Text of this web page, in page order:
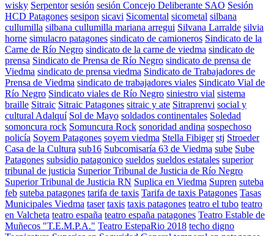
wisky Serpentor sesión sesión Concejo Deliberante SAO Sesión
HCD Patagones sesipon sicavi Sicomental sicometal silbana
cullumilla silbana cullumilla mariana arregui Silvana Larralde silvia
horne simulacro patagones sindicato de camioneros Sindicato de la
Carne de Río Negro sindicato de la carne de viedma sindicato de
prensa Sindicato de Prensa de Río Negro sindicato de prensa de
Viedma sindicato de prensa viedma Sindicato de Trabajadores de
Prensa de Viedma sindicato de trabajadores viales Sindicato Vial de
Río Negro Sindicato viales de Río Negro siniestro vial sistema
braille Sitraic Sitraic Patagones sitraic y ate Sitraprenvi social y
cultural Adalquí Sol de Mayo soldados continentales Soledad
somoncura rock Somuncura Rock sonoridad andina sospechoso
policía Soyem Patagones soyem viedma Stella Fibiger stj Stroeder
Casa de la Cultura sub16 Subcomisaría 63 de Viedma sube Sube
Patagones subsidio patagonico sueldos sueldos estatales superior
tribunal de justicia Superior Tribunal de Justicia de Río Negro
Superior Tribunal de Justicia RN Suplica en Viedma Supren suteba
feb suteba patagones tarifa de taxis Tarifa de taxis Patagones Tasas
Municipales Viedma taser taxis taxis patagones teatro el tubo teatro
en Valcheta teatro españa teatro españa patagones Teatro Estable de
Muñecos "T.E.M.P.A." Teatro EstepaRio 2018 techo digno